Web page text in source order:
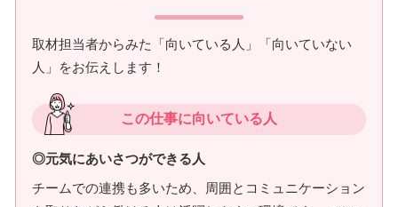
取材担当者からみた「向いている人」「向いていない
人」をお伝えします！
この仕事に向いている人
◎元気にあいさつができる人
チームでの連携も多いため、周囲とコミュニケーション